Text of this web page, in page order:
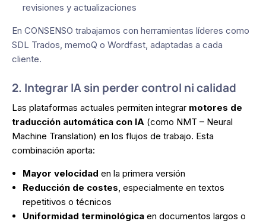
revisiones y actualizaciones
En CONSENSO trabajamos con herramientas líderes como
SDL Trados, memoQ o Wordfast, adaptadas a cada
cliente.
2. Integrar IA sin perder control ni calidad
Las plataformas actuales permiten integrar motores de
traducción automática con IA (como NMT – Neural
Machine Translation) en los flujos de trabajo. Esta
combinación aporta:
Mayor velocidad en la primera versión
Reducción de costes, especialmente en textos
repetitivos o técnicos
Uniformidad terminológica en documentos largos o